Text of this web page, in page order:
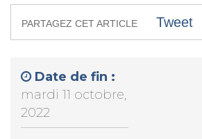
PARTAGEZ CET ARTICLE Tweet
Date de fin :
mardi 11 octobre,
2022